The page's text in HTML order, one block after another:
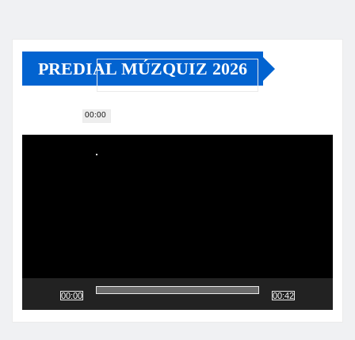
00:00
PREDIAL MÚZQUIZ 2026
Reproductor
00:00 00:42